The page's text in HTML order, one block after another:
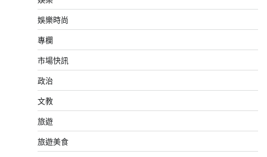
娛樂時尚
專欄
市場快訊
政治
文教
旅遊
旅遊美食